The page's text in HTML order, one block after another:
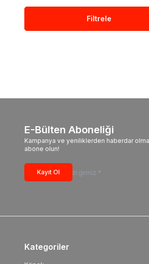
Filtrele
E-Bülten Aboneliği
Kampanya ve yeniliklerden haberdar
abone olun!
Kayıt Ol
Kategoriler